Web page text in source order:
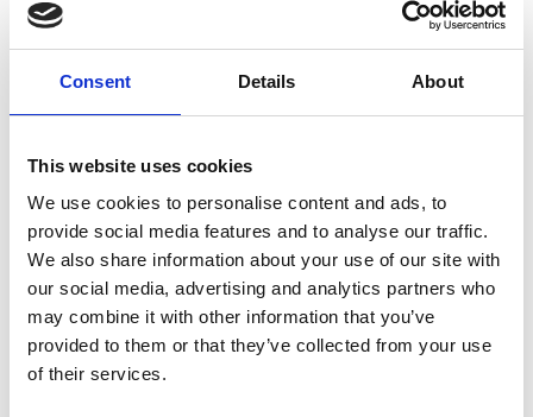
Consent Details About
This website uses cookies
We use cookies to personalise content and ads, to
provide social media features and to analyse our traffic.
We also share information about your use of our site with
our social media, advertising and analytics partners who
may combine it with other information that you’ve
provided to them or that they’ve collected from your use
of their services.
Conciliación manual de avisos de remesa y
pagos
Conciliación manual de facturas y gestión de
manual en el ERP
Costes y esfuerzo asociados a los servicios de
lockbox
Estos desafíos no solo afectan al equipo de
application
, sino que también tienen un impacto
negativo en otros procesos clave de AR, como la